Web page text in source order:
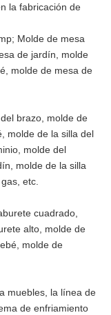
la fabricación de
Molde de mesa
de jardín, molde
molde de mesa de
brazo, molde de
molde de la silla del
molde del
molde de la silla
etc.
cuadrado,
alto, molde de
molde de
muebles, la línea de
de enfriamiento